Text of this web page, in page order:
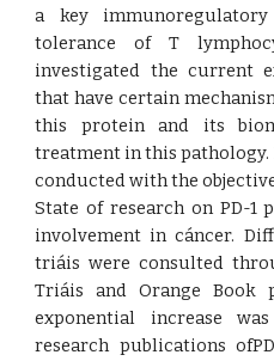
a key
tolerance of T
investigated the current
that have certain
this protein and its
treatment in this pathology.
conducted with the
State of research on PD-
involvement in cáncer.
triáis were consulted
Triáis and Orange Book
exponential increase
research publications